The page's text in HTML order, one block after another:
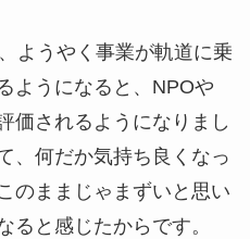
ようやく事業が軌道に乗
ようになると、NPOや
価されるようになりまし
、何だか気持ち良くなっ
のままじゃまずいと思い
ると感じたからです。